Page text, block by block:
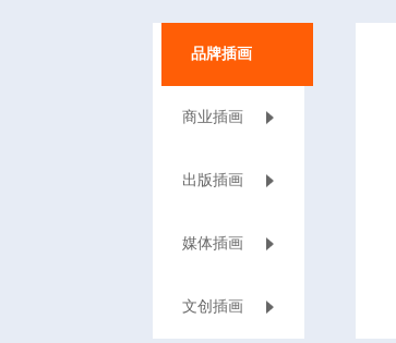
品牌插画
商业插画
出版插画
媒体插画
文创插画